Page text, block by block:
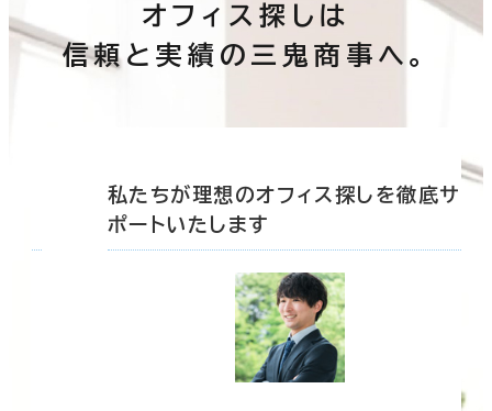
オフィス探しは
信頼と実績の三鬼商事へ。
私たちが理想のオフィス探しを徹底サ
ポートいたします